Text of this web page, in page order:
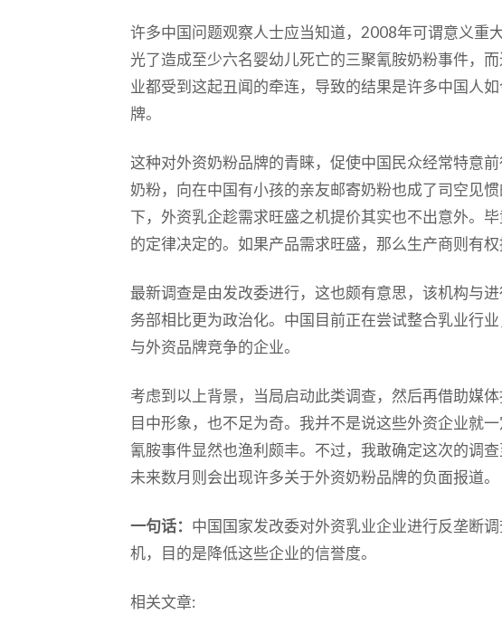
许多中国问题观察人士应当知道，2008年可谓意义重
光了造成至少六名婴幼儿死亡的三聚氰胺奶粉事件，
业都受到这起丑闻的牵连，导致的结果是许多中国人
牌。
这种对外资奶粉品牌的青睐，促使中国民众经常特意
奶粉，向在中国有小孩的亲友邮寄奶粉也成了司空见
下，外资乳企趁需求旺盛之机提价其实也不出意外。
的定律决定的。如果产品需求旺盛，那么生产商则有权
最新调查是由发改委进行，这也颇有意思，该机构与
务部相比更为政治化。中国目前正在尝试整合乳业行
与外资品牌竞争的企业。
考虑到以上背景，当局启动此类调查，然后再借助媒
目中形象，也不足为奇。我并不是说这些外资企业就
氰胺事件显然也渔利颇丰。不过，我敢确定这次的调查
未来数月则会出现许多关于外资奶粉品牌的负面报道。
一句话： 中国国家发改委对外资乳业企业进行反垄断
机，目的是降低这些企业的信誉度。
相关文章: